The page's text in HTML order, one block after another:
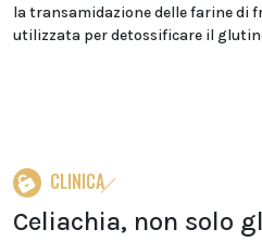
la transamidazione delle farine di
utilizzata per detossificare il
CLINICA
Celiachia, non solo